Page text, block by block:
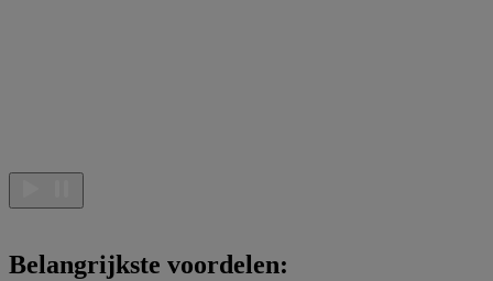
Belangrijkste voordelen: